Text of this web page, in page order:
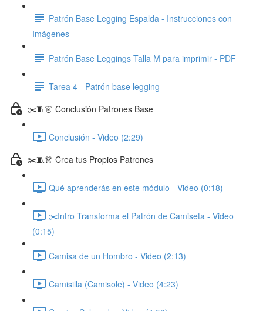
Patrón Base Legging Espalda - Instrucciones con
Imágenes
Patrón Base Leggings Talla M para imprimir - PDF
Tarea 4 - Patrón base legging
✂️🧵👗 Conclusión Patrones Base
Conclusión - Video (2:29)
✂️🧵👗 Crea tus Propios Patrones
Qué aprenderás en este módulo - Video (0:18)
✂️Intro Transforma el Patrón de Camiseta - Video
(0:15)
Camisa de un Hombro - Video (2:13)
Camisilla (Camisole) - Video (4:23)